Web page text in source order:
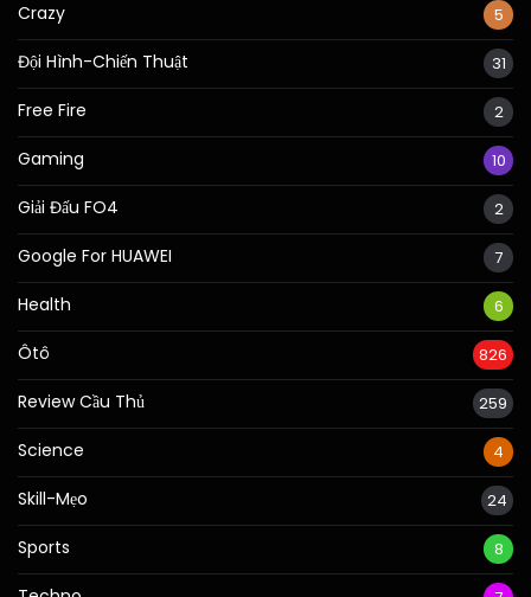
Crazy 5
Đội Hình-Chiến Thuật 31
Free Fire 2
Gaming 10
Giải Đấu FO4 2
Google For HUAWEI 7
Health 6
Ôtô 826
Review Cầu Thủ 259
Science 4
Skill-Mẹo 24
Sports 8